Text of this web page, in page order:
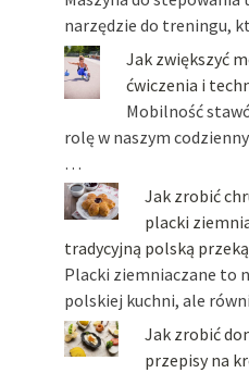
narzędzie do treningu,
Jak zwiększyć
ćwiczenia i
Mobilność
rolę w naszym
…
Jak zrobić
placki
tradycyjną polską
Placki ziemniaczane to
polskiej kuchni, ale
Jak zrobić
przepisy na